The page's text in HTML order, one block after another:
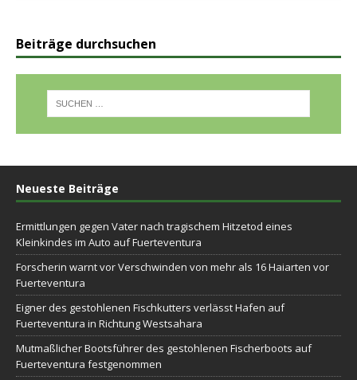
Beiträge durchsuchen
Neueste Beiträge
Ermittlungen gegen Vater nach tragischem Hitzetod eines
Kleinkindes im Auto auf Fuerteventura
Forscherin warnt vor Verschwinden von mehr als 16 Haiarten vor
Fuerteventura
Eigner des gestohlenen Fischkutters verlässt Hafen auf
Fuerteventura in Richtung Westsahara
Mutmaßlicher Bootsführer des gestohlenen Fischerboots auf
Fuerteventura festgenommen